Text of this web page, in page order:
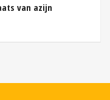
van azijn